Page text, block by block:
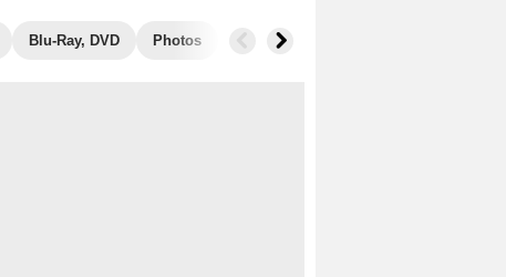
Blu-Ray, DVD Photos Musique